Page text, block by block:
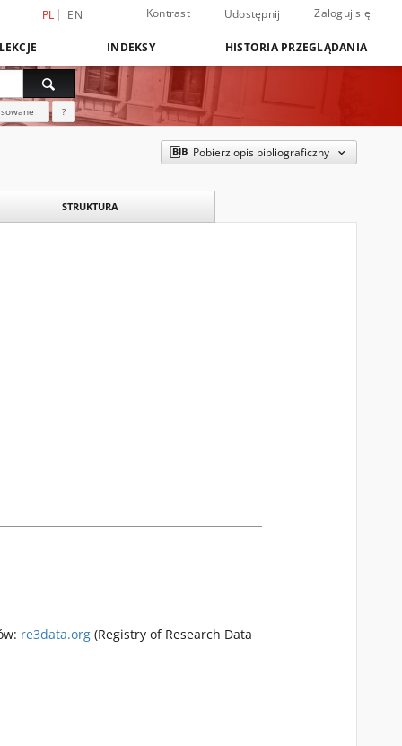
PL EN Kontrast Udostępnij Zaloguj się
INDEKSY HISTORIA PRZEGLĄDANIA
?
Pobierz opis bibliograficzny
STRUKTURA
re3data.org (Registry of Research Data